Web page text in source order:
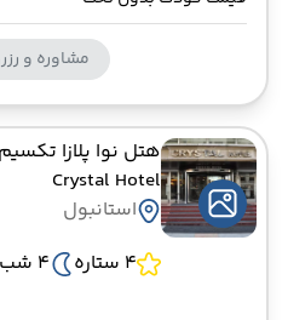
مشاوره و
هتل نوا پلازا
Crystal Hotel
استانبول
4 ستاره
4 شب